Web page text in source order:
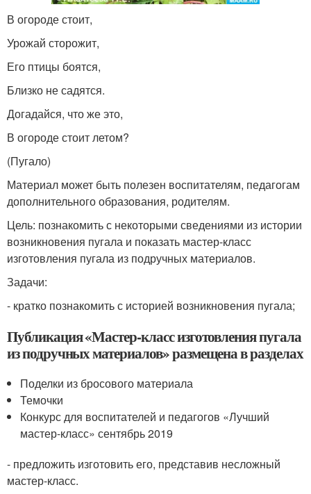
В огороде стоит,
Урожай сторожит,
Его птицы боятся,
Близко не садятся.
Догадайся, что же это,
В огороде стоит летом?
(Пугало)
Материал может быть полезен воспитателям, педагогам
дополнительного образования, родителям.
Цель: познакомить с некоторыми сведениями из истории
возникновения пугала и показать мастер-класс
изготовления пугала из подручных материалов.
Задачи:
- кратко познакомить с историей возникновения пугала;
Публикация «Мастер-класс изготовления пугала
из подручных материалов» размещена в разделах
Поделки из бросового материала
Темочки
Конкурс для воспитателей и педагогов «Лучший
мастер-класс» сентябрь 2019
- предложить изготовить его, представив несложный
мастер-класс.